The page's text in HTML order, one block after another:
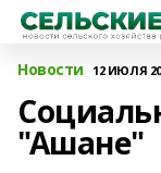
Новости 12 ИЮЛЯ
"Ашане"